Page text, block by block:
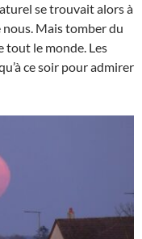
se trouvait alors à
Mais tomber du
tout le monde. Les
ce soir pour admirer